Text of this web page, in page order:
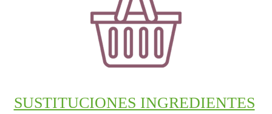
SUSTITUCIONES INGREDIENTES